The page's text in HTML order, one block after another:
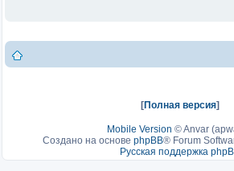
[Полная версия]
Mobile Version ©Anvar
Создано на основе phpBB® Forum
Русская поддержка